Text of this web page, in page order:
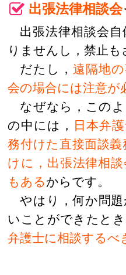
出張法律相談会
出張法律相談会
りませんし，禁止も
だたし，遠隔地
会の場合には注意が
なぜなら，この
の中には， 日本弁
務付けた直接面談
けに，出張法律相
もあるからです。
やはり，何か問
いことができたとき
弁護士に相談するべ